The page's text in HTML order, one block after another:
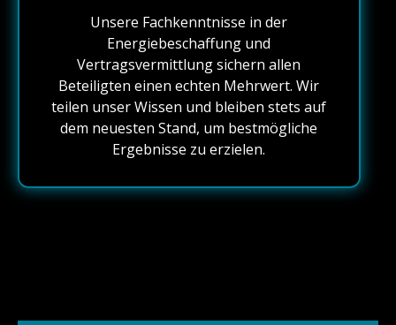
Unsere Fachkenntnisse in der
Energiebeschaffung und
Vertragsvermittlung sichern allen
Beteiligten einen echten Mehrwert. Wir
teilen unser Wissen und bleiben stets auf
dem neuesten Stand, um bestmögliche
Ergebnisse zu erzielen.